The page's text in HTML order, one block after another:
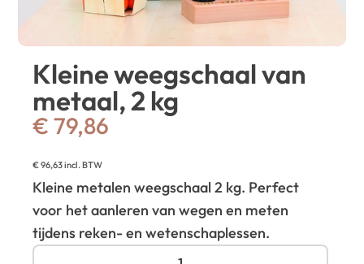
Kleine weegschaal van
metaal, 2 kg
€ 79,86
€96,63incl. BTW
Kleine metalen weegschaal 2 kg. Perfect
voor het aanleren van wegen en meten
tijdens reken- en wetenschaplessen.